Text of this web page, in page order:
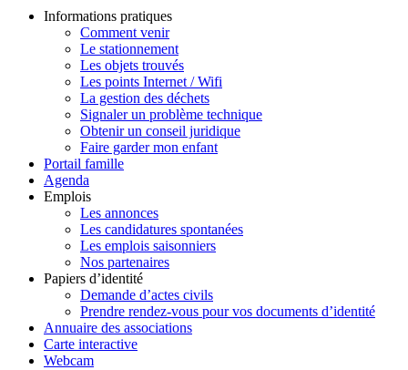
Informations pratiques
Comment venir
Le stationnement
Les objets trouvés
Les points Internet / Wifi
La gestion des déchets
Signaler un problème technique
Obtenir un conseil juridique
Faire garder mon enfant
Portail famille
Agenda
Emplois
Les annonces
Les candidatures spontanées
Les emplois saisonniers
Nos partenaires
Papiers d’identité
Demande d’actes civils
Prendre rendez-vous pour vos documents d’identité
Annuaire des associations
Carte interactive
Webcam